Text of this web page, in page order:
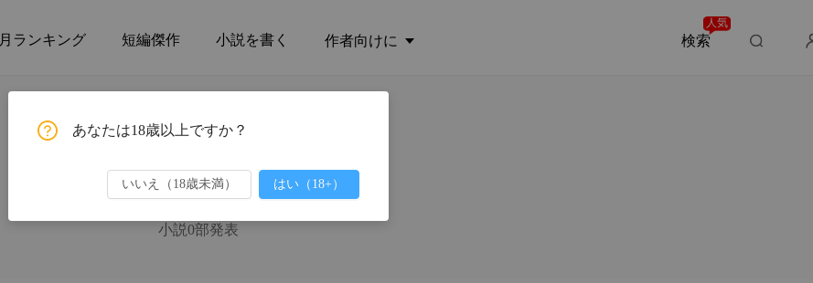
月ランキング 短編傑作 小説を書く 作者向けに 検索
人気
星野詩音（Hoshino Shion）
小説0部発表
あなたは18歳以上ですか？
いいえ（18歳未満） はい（18+）